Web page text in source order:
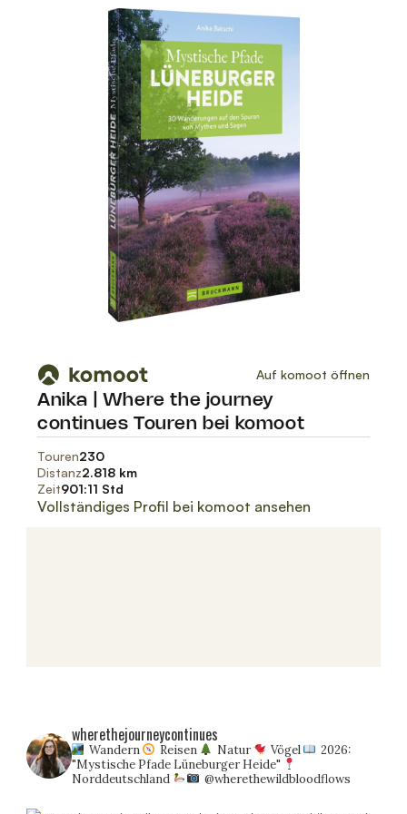
wherethejourneycontinues
Wandern Reisen Natur Vögel
2026:
"Mystische Pfade Lüneburger Heide"
Norddeutschland
@wherethewildbloodflows